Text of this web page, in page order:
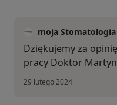
moja
Dziękujemy za
pracy Doktor
29 lutego 2024